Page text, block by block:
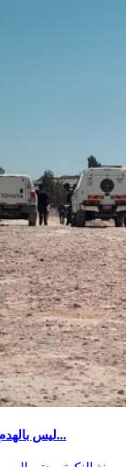
ليس بالهدم فقط: الحكومة الاسرائيلية تعلن الحرب على...